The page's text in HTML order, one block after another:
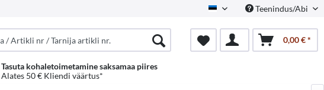
Estonian Teenindus/Abi
0,00 € *
Tasuta kohaletoimetamine saksamaa piires
Alates 50 € Kliendi väärtus*